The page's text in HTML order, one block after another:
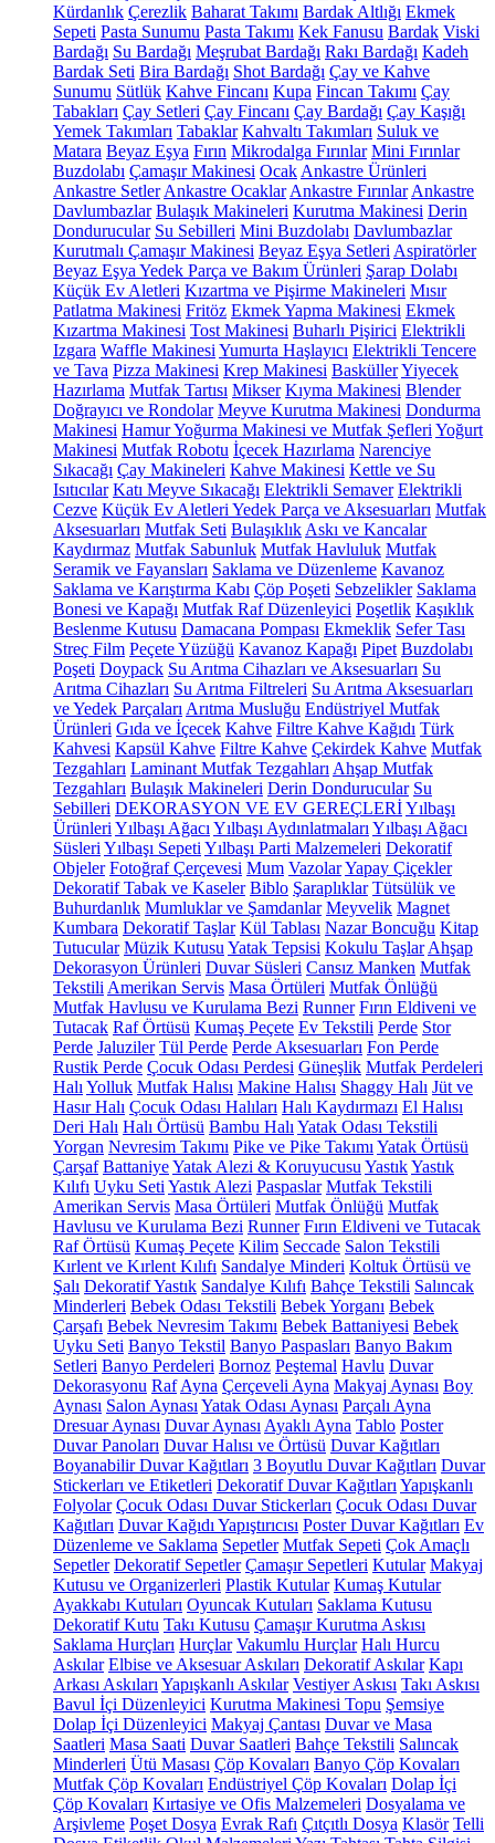
Kürdanlık Çerezlik Baharat Takımı Bardak Altlığı Ekmek
Sepeti Pasta Sunumu Pasta Takımı Kek Fanusu Bardak Viski
Bardağı Su Bardağı Meşrubat Bardağı Rakı Bardağı Kadeh
Bardak Seti Bira Bardağı Shot Bardağı Çay ve Kahve
Sunumu Sütlük Kahve Fincanı Kupa Fincan Takımı Çay
Tabakları Çay Setleri Çay Fincanı Çay Bardağı Çay Kaşığı
Yemek Takımları Tabaklar Kahvaltı Takımları Suluk ve
Matara Beyaz Eşya Fırın Mikrodalga Fırınlar Mini Fırınlar
Buzdolabı Çamaşır Makinesi Ocak Ankastre Ürünleri
Ankastre Setler Ankastre Ocaklar Ankastre Fırınlar Ankastre
Davlumbazlar Bulaşık Makineleri Kurutma Makinesi Derin
Dondurucular Su Sebilleri Mini Buzdolabı Davlumbazlar
Kurutmalı Çamaşır Makinesi Beyaz Eşya Setleri Aspiratörler
Beyaz Eşya Yedek Parça ve Bakım Ürünleri Şarap Dolabı
Küçük Ev Aletleri Kızartma ve Pişirme Makineleri Mısır
Patlatma Makinesi Fritöz Ekmek Yapma Makinesi Ekmek
Kızartma Makinesi Tost Makinesi Buharlı Pişirici Elektrikli
Izgara Waffle Makinesi Yumurta Haşlayıcı Elektrikli Tencere
ve Tava Pizza Makinesi Krep Makinesi BasküllerYiyecek
Hazırlama Mutfak Tartısı Mikser Kıyma Makinesi Blender
Doğrayıcı ve Rondolar Meyve Kurutma Makinesi Dondurma
Makinesi Hamur Yoğurma Makinesi ve Mutfak Şefleri Yoğurt
Makinesi Mutfak Robotu İçecek Hazırlama Narenciye
Sıkacağı Çay Makineleri Kahve Makinesi Kettle ve Su
Isıtıcılar Katı Meyve Sıkacağı Elektrikli Semaver Elektrikli
Cezve Küçük Ev Aletleri Yedek Parça ve Aksesuarları Mutfak
Aksesuarları Mutfak Seti Bulaşıklık Askı ve Kancalar
Kaydırmaz Mutfak Sabunluk Mutfak Havluluk Mutfak
Seramik ve Fayansları Saklama ve Düzenleme Kavanoz
Saklama ve Karıştırma Kabı Çöp Poşeti Sebzelikler Saklama
Bonesi ve Kapağı Mutfak Raf Düzenleyici Poşetlik Kaşıklık
Beslenme Kutusu Damacana Pompası Ekmeklik Sefer Tası
Streç Film Peçete Yüzüğü Kavanoz Kapağı Pipet Buzdolabı
Poşeti Doypack Su Arıtma Cihazları ve Aksesuarları Su
Arıtma Cihazları Su Arıtma Filtreleri Su Arıtma Aksesuarları
ve Yedek Parçaları Arıtma Musluğu Endüstriyel Mutfak
Ürünleri Gıda ve İçecek Kahve Filtre Kahve Kağıdı Türk
Kahvesi Kapsül Kahve Filtre Kahve Çekirdek Kahve Mutfak
Tezgahları Laminant Mutfak Tezgahları Ahşap Mutfak
Tezgahları Bulaşık Makineleri Derin Dondurucular Su
Sebilleri DEKORASYON VE EV GEREÇLERİYılbaşı
Ürünleri Yılbaşı Ağacı Yılbaşı Aydınlatmaları Yılbaşı Ağacı
Süsleri Yılbaşı Sepeti Yılbaşı Parti Malzemeleri Dekoratif
Objeler Fotoğraf Çerçevesi Mum VazolarYapay Çiçekler
Dekoratif Tabak ve Kaseler Biblo Şaraplıklar Tütsülük ve
Buhurdanlık Mumluklar ve Şamdanlar Meyvelik Magnet
Kumbara Dekoratif Taşlar Kül Tablası Nazar Boncuğu Kitap
Tutucular Müzik Kutusu Yatak Tepsisi Kokulu Taşlar Ahşap
Dekorasyon Ürünleri Duvar Süsleri Cansız Manken Mutfak
Tekstili Amerikan Servis Masa Örtüleri Mutfak Önlüğü
Mutfak Havlusu ve Kurulama Bezi Runner Fırın Eldiveni ve
Tutacak Raf Örtüsü Kumaş Peçete Ev Tekstili Perde Stor
Perde Jaluziler Tül Perde Perde Aksesuarları Fon Perde
Rustik Perde Çocuk Odası Perdesi Güneşlik Mutfak Perdeleri
Halı Yolluk Mutfak Halısı Makine Halısı Shaggy Halı Jüt ve
Hasır Halı Çocuk Odası Halıları Halı Kaydırmazı El Halısı
Deri Halı Halı Örtüsü Bambu Halı Yatak Odası Tekstili
Yorgan Nevresim Takımı Pike ve Pike Takımı Yatak Örtüsü
Çarşaf BattaniyeYatak Alezi & Koruyucusu YastıkYastık
Kılıfı Uyku Seti Yastık Alezi Paspaslar Mutfak Tekstili
Amerikan Servis Masa Örtüleri Mutfak Önlüğü Mutfak
Havlusu ve Kurulama Bezi Runner Fırın Eldiveni ve Tutacak
Raf Örtüsü Kumaş Peçete Kilim Seccade Salon Tekstili
Kırlent ve Kırlent Kılıfı Sandalye Minderi Koltuk Örtüsü ve
Şalı Dekoratif Yastık Sandalye Kılıfı Bahçe Tekstili Salıncak
Minderleri Bebek Odası Tekstili Bebek Yorganı Bebek
Çarşafı Bebek Nevresim Takımı Bebek Battaniyesi Bebek
Uyku Seti Banyo Tekstil Banyo Paspasları Banyo Bakım
Setleri Banyo Perdeleri Bornoz Peştemal Havlu Duvar
Dekorasyonu Raf Ayna Çerçeveli Ayna Makyaj Aynası Boy
Aynası Salon Aynası Yatak Odası Aynası Parçalı Ayna
Dresuar Aynası Duvar Aynası Ayaklı Ayna Tablo Poster
Duvar Panoları Duvar Halısı ve Örtüsü Duvar Kağıtları
Boyanabilir Duvar Kağıtları 3 Boyutlu Duvar Kağıtları Duvar
Stickerları ve Etiketleri Dekoratif Duvar Kağıtları Yapışkanlı
Folyolar Çocuk Odası Duvar Stickerları Çocuk Odası Duvar
Kağıtları Duvar Kağıdı Yapıştırıcısı Poster Duvar Kağıtları Ev
Düzenleme ve Saklama Sepetler Mutfak Sepeti Çok Amaçlı
Sepetler Dekoratif Sepetler Çamaşır Sepetleri Kutular Makyaj
Kutusu ve Organizerleri Plastik Kutular Kumaş Kutular
Ayakkabı Kutuları Oyuncak Kutuları Saklama Kutusu
Dekoratif Kutu Takı Kutusu Çamaşır Kurutma Askısı
Saklama Hurçları Hurçlar Vakumlu Hurçlar Halı Hurcu
Askılar Elbise ve Aksesuar Askıları Dekoratif Askılar Kapı
Arkası Askıları Yapışkanlı Askılar Vestiyer Askısı Takı Askısı
Bavul İçi Düzenleyici Kurutma Makinesi Topu Şemsiye
Dolap İçi Düzenleyici Makyaj Çantası Duvar ve Masa
Saatleri Masa Saati Duvar Saatleri Bahçe Tekstili Salıncak
Minderleri Ütü Masası Çöp Kovaları Banyo Çöp Kovaları
Mutfak Çöp Kovaları Endüstriyel Çöp Kovaları Dolap İçi
Çöp Kovaları Kırtasiye ve Ofis Malzemeleri Dosyalama ve
Arşivleme Poşet Dosya Evrak Rafı Çıtçıtlı Dosya Klasör Telli